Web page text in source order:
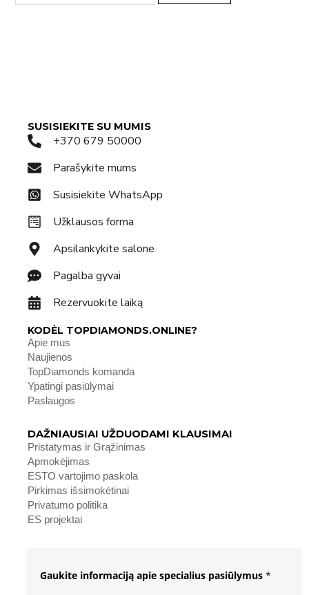
SUSISIEKITE SU MUMIS
+370 679 50000
Parašykite mums
Susisiekite WhatsApp
Užklausos forma
Apsilankykite salone
Pagalba gyvai
Rezervuokite laiką
KODĖL TOPDIAMONDS.ONLINE?
Apie mus
Naujienos
TopDiamonds komanda
Ypatingi pasiūlymai
Paslaugos
DAŽNIAUSIAI UŽDUODAMI KLAUSIMAI
Pristatymas ir Grąžinimas
Apmokėjimas
ESTO vartojimo paskola
Pirkimas išsimokėtinai
Privatumo politika
ES projektai
Gaukite informaciją apie specialius pasiūlymus *